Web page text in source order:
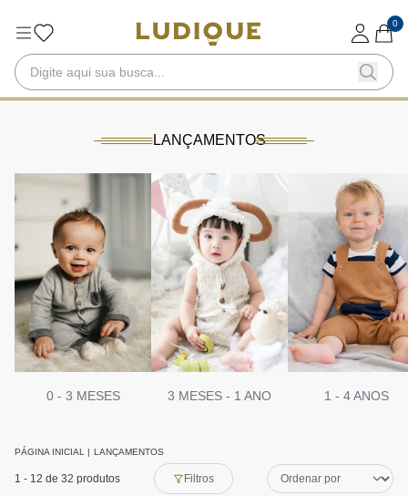
0
LANÇAMENTOS
0 - 3 MESES 3 MESES - 1 ANO 1 - 4 ANOS
PÁGINA INICIAL | LANÇAMENTOS
1 - 12 de 32 produtos Filtros